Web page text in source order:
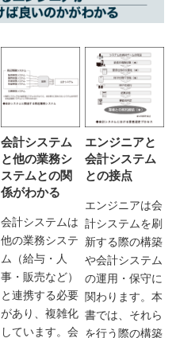
会計システム
と他の業務シ
ステムとの関
係がわかる
会計システムは
他の業務システ
ム（給与・人
事・販売など）
と連携する必要
があり、複雑化
しています。会
エンジニアと
会計システム
との接点
エンジニアは会
計システムを刷
新する際の構築
や会計システム
の運用・保守に
関わります。本
書では、それら
を行う際の構築